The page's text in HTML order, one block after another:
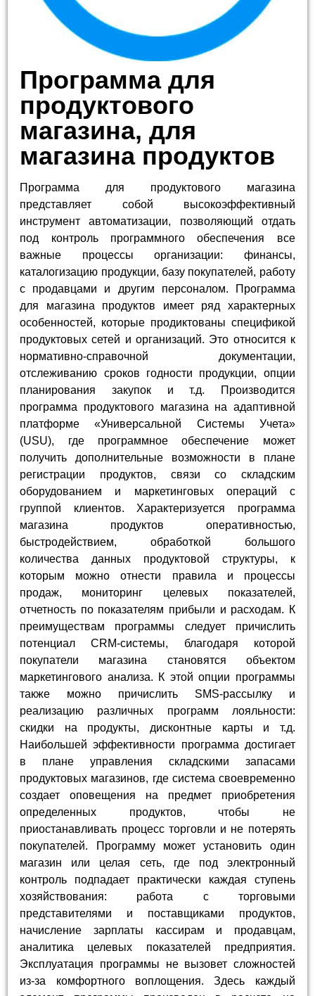
Программа для
продуктового
магазина, для
магазина продуктов
Программа для продуктового магазина
представляет собой высокоэффективный
инструмент автоматизации, позволяющий отдать
под контроль программного обеспечения все
важные процессы организации: финансы,
каталогизацию продукции, базу покупателей, работу
с продавцами и другим персоналом. Программа
для магазина продуктов имеет ряд характерных
особенностей, которые продиктованы спецификой
продуктовых сетей и организаций. Это относится к
нормативно-справочной документации,
отслеживанию сроков годности продукции, опции
планирования закупок и т.д. Производится
программа продуктового магазина на адаптивной
платформе «Универсальной Системы Учета»
(USU), где программное обеспечение может
получить дополнительные возможности в плане
регистрации продуктов, связи со складским
оборудованием и маркетинговых операций с
группой клиентов. Характеризуется программа
магазина продуктов оперативностью,
быстродействием, обработкой большого
количества данных продуктовой структуры, к
которым можно отнести правила и процессы
продаж, мониторинг целевых показателей,
отчетность по показателям прибыли и расходам. К
преимуществам программы следует причислить
потенциал CRM-системы, благодаря которой
покупатели магазина становятся объектом
маркетингового анализа. К этой опции программы
также можно причислить SMS-рассылку и
реализацию различных программ лояльности:
скидки на продукты, дисконтные карты и т.д.
Наибольшей эффективности программа достигает
в плане управления складскими запасами
продуктовых магазинов, где система своевременно
создает оповещения на предмет приобретения
определенных продуктов, чтобы не
приостанавливать процесс торговли и не потерять
покупателей. Программу может установить один
магазин или целая сеть, где под электронный
контроль подпадает практически каждая ступень
хозяйствования: работа с торговыми
представителями и поставщиками продуктов,
начисление зарплаты кассирам и продавцам,
аналитика целевых показателей предприятия.
Эксплуатация программы не вызовет сложностей
из-за комфортного воплощения. Здесь каждый